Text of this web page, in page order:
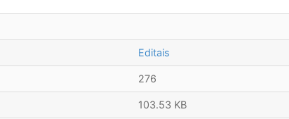
Editais
276
103.53 KB